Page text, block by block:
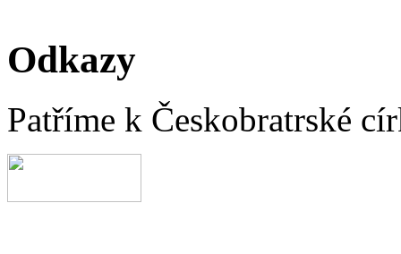
Odkazy
Patříme k Českobratrské